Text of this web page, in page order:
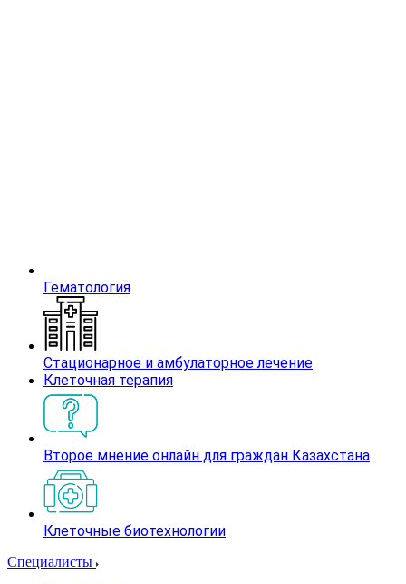
Гематология
Стационарное и амбулаторное лечение
Клеточная терапия
Второе мнение онлайн для граждан Казахстана
Клеточные биотехнологии
Специалисты